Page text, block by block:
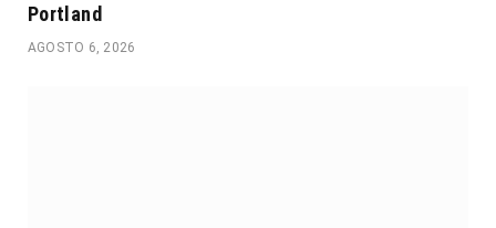
Portland
AGOSTO 6, 2026